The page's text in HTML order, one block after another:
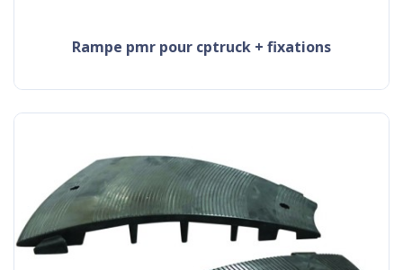
rampe pmr pour cptruck + fixations